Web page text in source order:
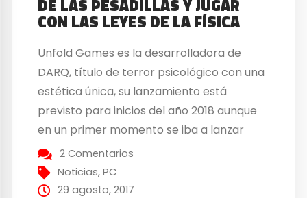
DE LAS PESADILLAS Y JUGAR
CON LAS LEYES DE LA FÍSICA
Unfold Games es la desarrolladora de
DARQ, título de terror psicológico con una
estética única, su lanzamiento está
previsto para inicios del año 2018 aunque
en un primer momento se iba a lanzar
este año. En DARQ entraremos al mundo
de los sueños, o más bien en las pesadillas
del protagonista; el joven Lloyd. Todos...
2 Comentarios
Noticias,PC
29 agosto, 2017